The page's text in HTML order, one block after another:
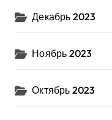
Декабрь 2023
Ноябрь 2023
Октябрь 2023